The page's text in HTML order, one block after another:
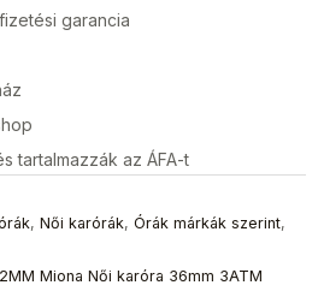
garancia
tartalmazzák az ÁFA-t
, Női karórák, Órák márkák szerint,
Miona Női karóra 36mm 3ATM